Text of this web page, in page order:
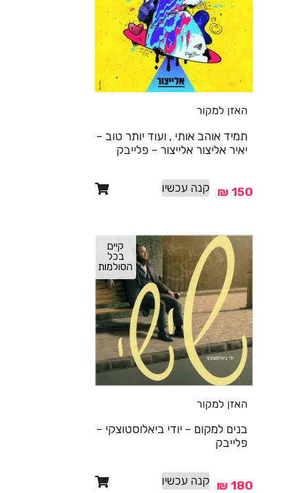
האזן למקור
תמיד אוהב אותי , ועוד יותר טוב –
יאיר אליצור אלייצור – פלייבק
₪ 150 קנה עכשיו
קיים
בכל
הסולמות
האזן למקור
בנים למקום – יודי ביאלוסטוצקי –
פלייבק
₪ 180 קנה עכשיו